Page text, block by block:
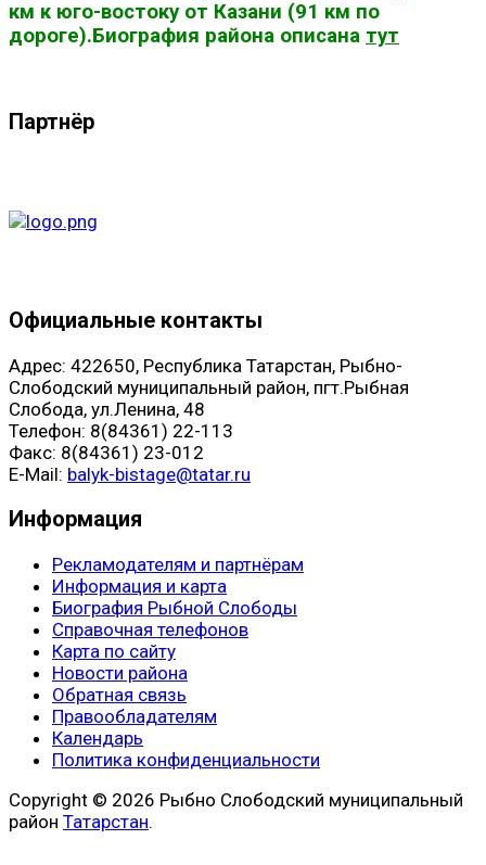
км к юго-востоку от Казани (91 км по
дороге).Биография района описана тут
Партнёр
Официальные контакты
Адрес: 422650, Республика Татарстан, Рыбно-
Слободский муниципальный район, пгт.Рыбная
Слобода, ул.Ленина, 48
Телефон: 8(84361) 22-113
Факс: 8(84361) 23-012
E-Mail: balyk-bistage@tatar.ru
Информация
Рекламодателям и партнёрам
Информация и карта
Биография Рыбной Слободы
Справочная телефонов
Карта по сайту
Новости района
Обратная связь
Правообладателям
Календарь
Политика конфиденциальности
Copyright © 2026 Рыбно Слободский муниципальный
район Татарстан.